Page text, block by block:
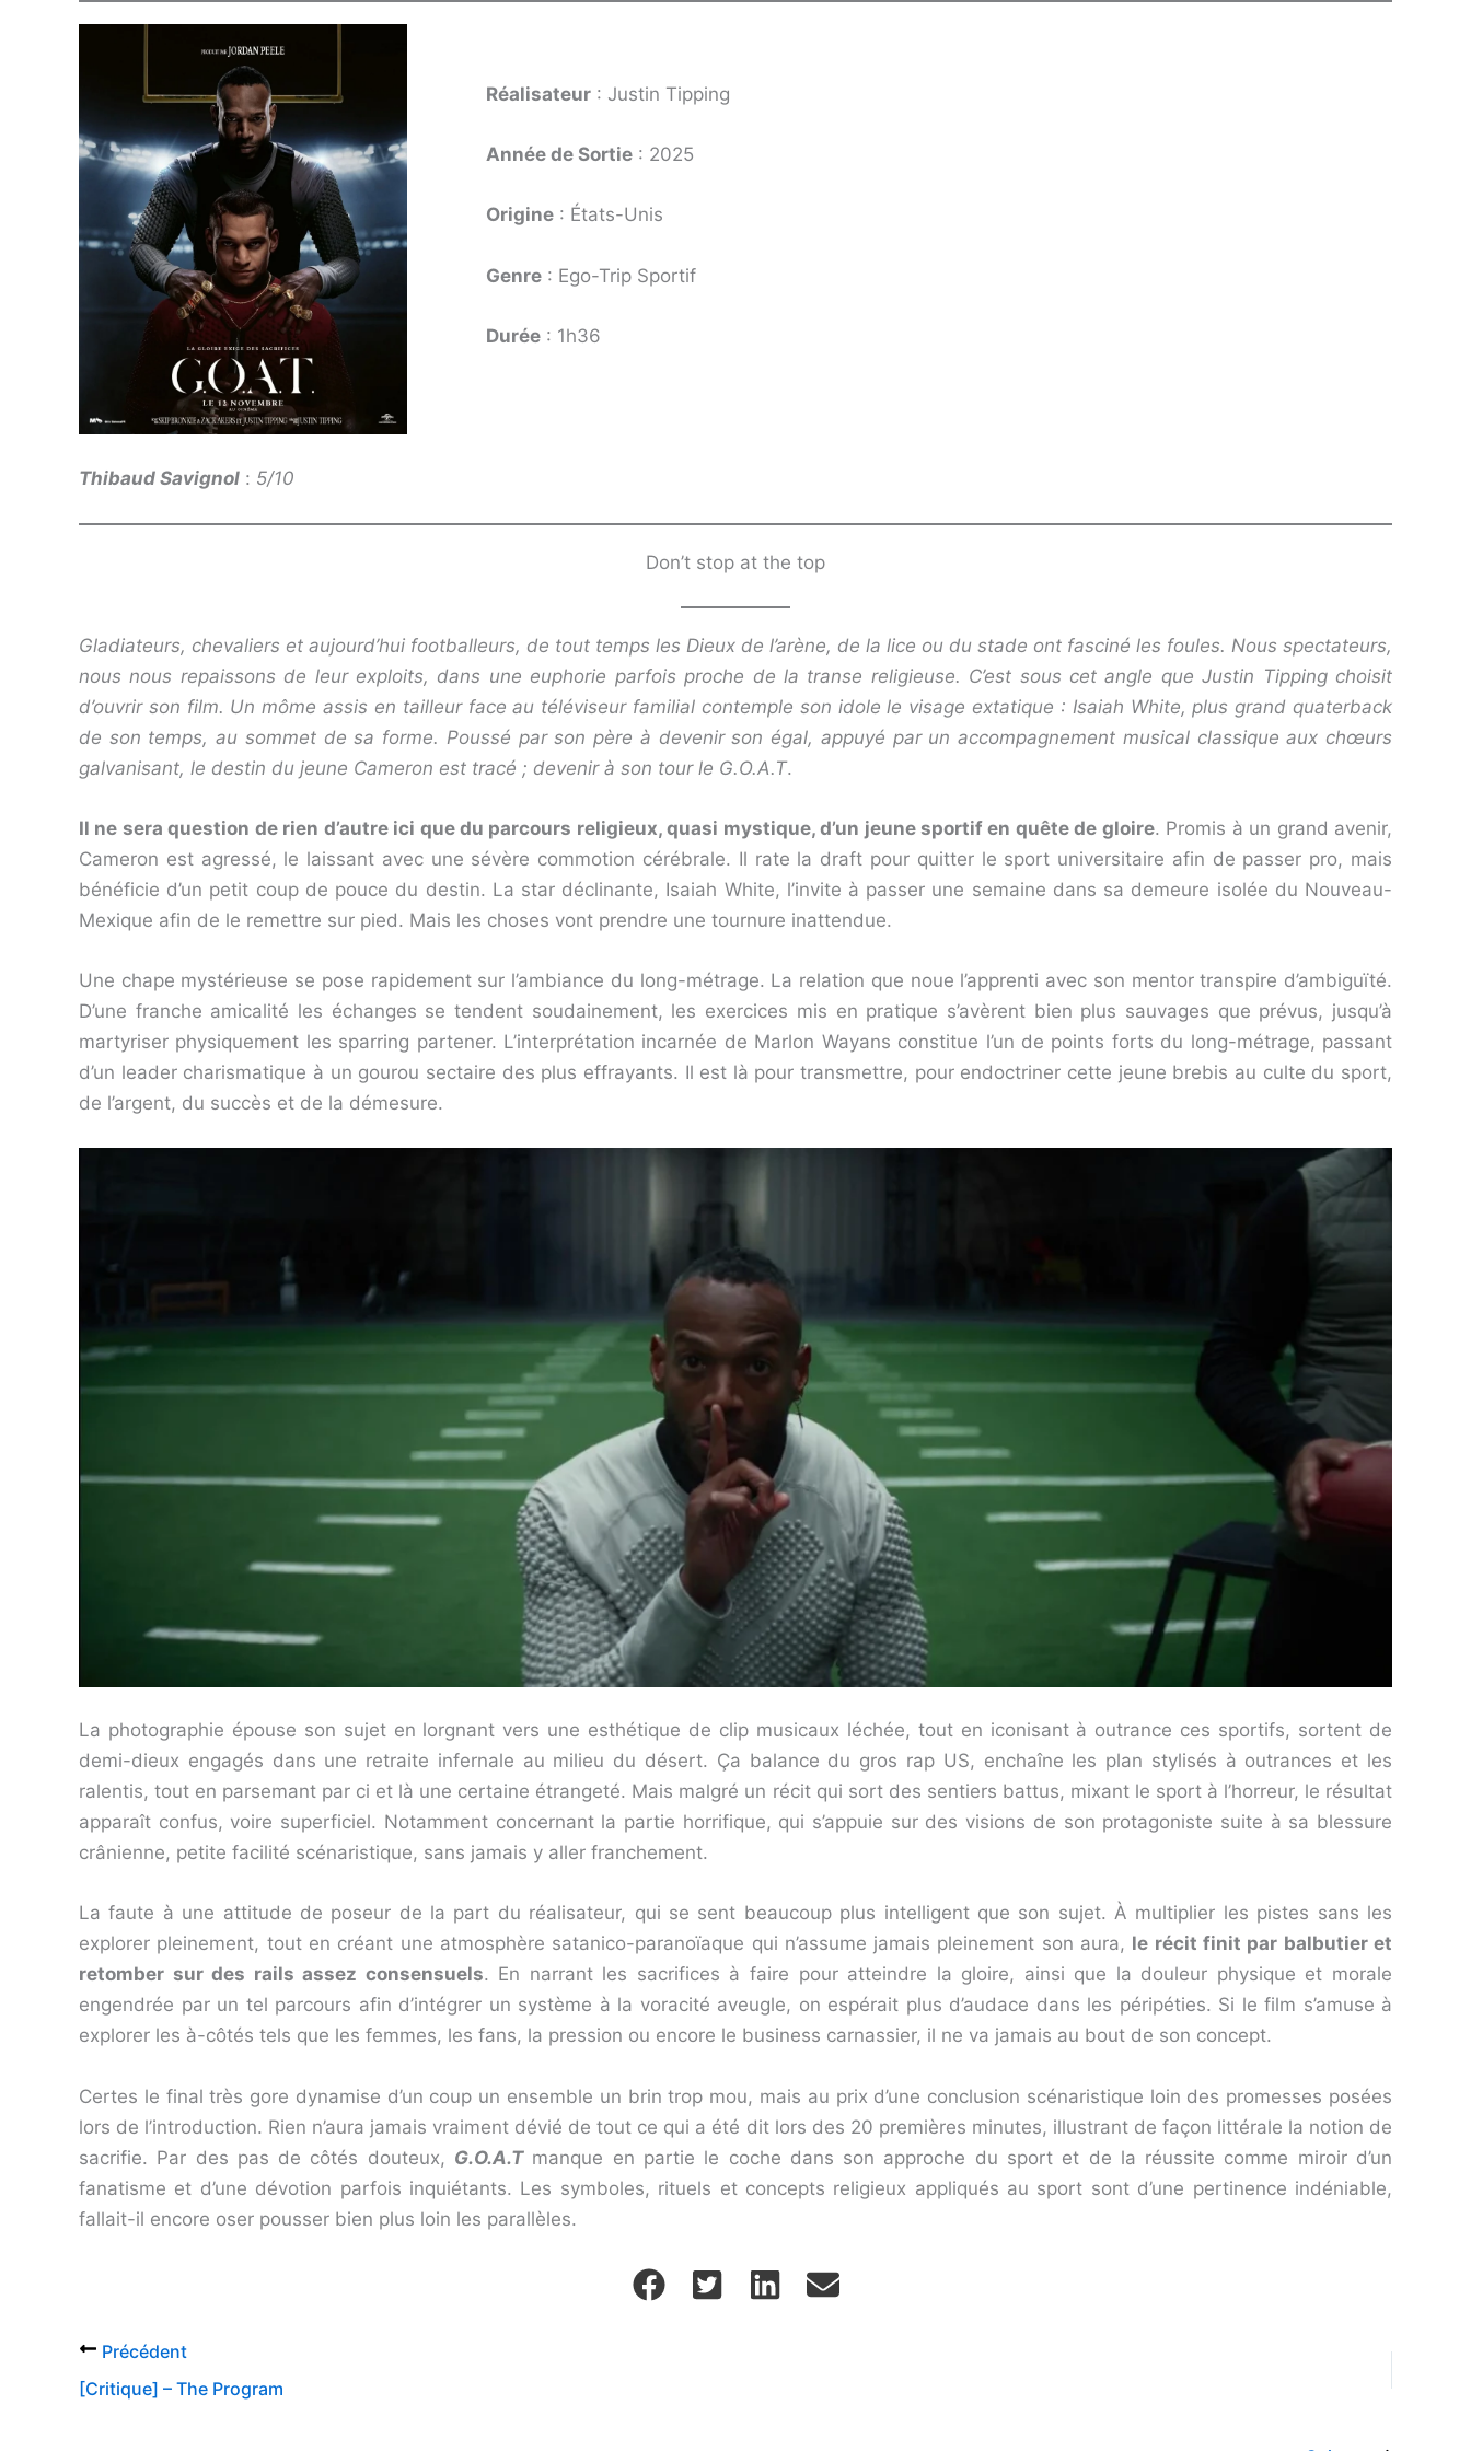
Réalisateur : Justin Tipping
Année de Sortie : 2025
Origine : États-Unis
Genre : Ego-Trip Sportif
Durée : 1h36
Thibaud Savignol : 5/10
Don’t stop at the top
Gladiateurs, chevaliers et aujourd’hui footballeurs, de tout temps les Dieux de l’arène, de la lice ou du stade ont fasciné les foules. Nous spectateurs,
nous nous repaissons de leur exploits, dans une euphorie parfois proche de la transe religieuse. C’est sous cet angle que Justin Tipping choisit
d’ouvrir son film. Un môme assis en tailleur face au téléviseur familial contemple son idole le visage extatique : Isaiah White, plus grand quaterback
de son temps, au sommet de sa forme. Poussé par son père à devenir son égal, appuyé par un accompagnement musical classique aux chœurs
galvanisant, le destin du jeune Cameron est tracé ; devenir à son tour le G.O.A.T.
Il ne sera question de rien d’autre ici que du parcours religieux, quasi mystique, d’un jeune sportif en quête de gloire. Promis à un grand avenir,
Cameron est agressé, le laissant avec une sévère commotion cérébrale. Il rate la draft pour quitter le sport universitaire afin de passer pro, mais
bénéficie d’un petit coup de pouce du destin. La star déclinante, Isaiah White, l’invite à passer une semaine dans sa demeure isolée du Nouveau-
Mexique afin de le remettre sur pied. Mais les choses vont prendre une tournure inattendue.
Une chape mystérieuse se pose rapidement sur l’ambiance du long-métrage. La relation que noue l’apprenti avec son mentor transpire d’ambiguïté.
D’une franche amicalité les échanges se tendent soudainement, les exercices mis en pratique s’avèrent bien plus sauvages que prévus, jusqu’à
martyriser physiquement les sparring partener. L’interprétation incarnée de Marlon Wayans constitue l’un de points forts du long-métrage, passant
d’un leader charismatique à un gourou sectaire des plus effrayants. Il est là pour transmettre, pour endoctriner cette jeune brebis au culte du sport,
de l’argent, du succès et de la démesure.
La photographie épouse son sujet en lorgnant vers une esthétique de clip musicaux léchée, tout en iconisant à outrance ces sportifs, sortent de
demi-dieux engagés dans une retraite infernale au milieu du désert. Ça balance du gros rap US, enchaîne les plan stylisés à outrances et les
ralentis, tout en parsemant par ci et là une certaine étrangeté. Mais malgré un récit qui sort des sentiers battus, mixant le sport à l’horreur, le résultat
apparaît confus, voire superficiel. Notamment concernant la partie horrifique, qui s’appuie sur des visions de son protagoniste suite à sa blessure
crânienne, petite facilité scénaristique, sans jamais y aller franchement.
La faute à une attitude de poseur de la part du réalisateur, qui se sent beaucoup plus intelligent que son sujet. À multiplier les pistes sans les
explorer pleinement, tout en créant une atmosphère satanico-paranoïaque qui n’assume jamais pleinement son aura, le récit finit par balbutier et
retomber sur des rails assez consensuels. En narrant les sacrifices à faire pour atteindre la gloire, ainsi que la douleur physique et morale
engendrée par un tel parcours afin d’intégrer un système à la voracité aveugle, on espérait plus d’audace dans les péripéties. Si le film s’amuse à
explorer les à-côtés tels que les femmes, les fans, la pression ou encore le business carnassier, il ne va jamais au bout de son concept.
Certes le final très gore dynamise d’un coup un ensemble un brin trop mou, mais au prix d’une conclusion scénaristique loin des promesses posées
lors de l’introduction. Rien n’aura jamais vraiment dévié de tout ce qui a été dit lors des 20 premières minutes, illustrant de façon littérale la notion de
sacrifie. Par des pas de côtés douteux, G.O.A.Tmanque en partie le coche dans son approche du sport et de la réussite comme miroir d’un
fanatisme et d’une dévotion parfois inquiétants. Les symboles, rituels et concepts religieux appliqués au sport sont d’une pertinence indéniable,
fallait-il encore oser pousser bien plus loin les parallèles.
Précédent
[Critique] – The Program